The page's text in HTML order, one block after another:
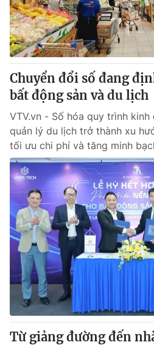
VTV4
VTV9
Liên hệ tòa soạn
THỜI BÁO VTV
Theo dõi báo trên
Cơ quan chủ quản:Đài Truyền hình
Cơ quan báo chí:Thời báo VTV
Giấy phép hoạt động báo in và
cấp ngày 29/12/2023
Tổng Biên tập:
Phó Tổng Biên tập:Nguyễn Thị Mỹ
Nguyễn Trọng Ninh
Chuyển đổi số đang
bất động sản và du lịch
VTV.vn - Số hóa quy trình
quản lý du lịch trở thành xu
tối ưu chi phí và tăng minh
Từ giảng đường đến